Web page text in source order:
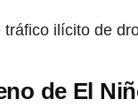
ilícito de
de El